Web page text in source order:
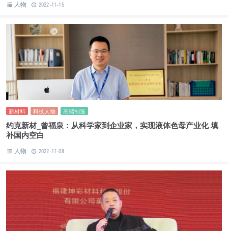
人物 2022-11-15
新材料 科技人物 高端制造
约克新材_曾福泉：从科学家到企业家，实现液体色母产业化 填
补国内空白
人物 2022-11-08